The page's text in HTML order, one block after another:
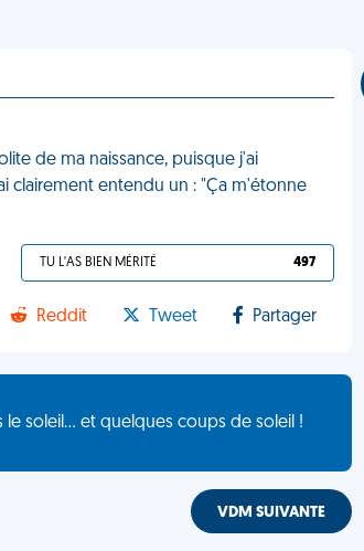
de ma naissance, puisque j'ai
clairement entendu un : "Ça m'étonne
TU L'AS BIEN MÉRITÉ 497
Reddit Tweet Partager
soleil... et quelques coups de soleil !
VDM SUIVANTE